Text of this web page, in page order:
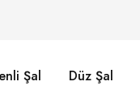
Şal Düz Şal